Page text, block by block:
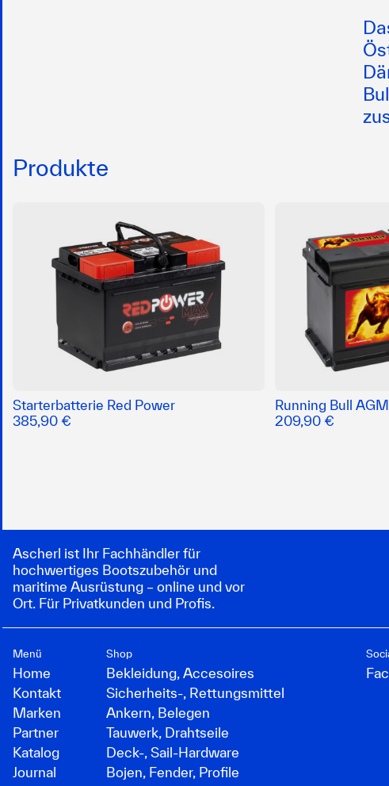
Produkte
Starterbatterie Red Power
385,90 €
Running Bull
209,90 €
Ascherl ist Ihr Fachhändler für
hochwertiges Bootszubehör und
maritime Ausrüstung – online und vor
Ort. Für Privatkunden und Profis.
Menü
Home
Kontakt
Marken
Partner
Katalog
Journal
Shop
Bekleidung, Accesoires
Sicherheits-, Rettungsmittel
Ankern, Belegen
Tauwerk, Drahtseile
Deck-, Sail-Hardware
Bojen, Fender, Profile